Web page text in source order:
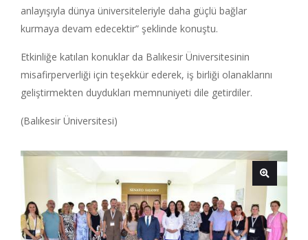
anlayışıyla dünya üniversiteleriyle daha güçlü bağlar
kurmaya devam edecektir” şeklinde konuştu.
Etkinliğe katılan konuklar da Balıkesir Üniversitesinin
misafirperverliği için teşekkür ederek, iş birliği olanaklarını
geliştirmekten duydukları memnuniyeti dile getirdiler.
(Balıkesir Üniversitesi)